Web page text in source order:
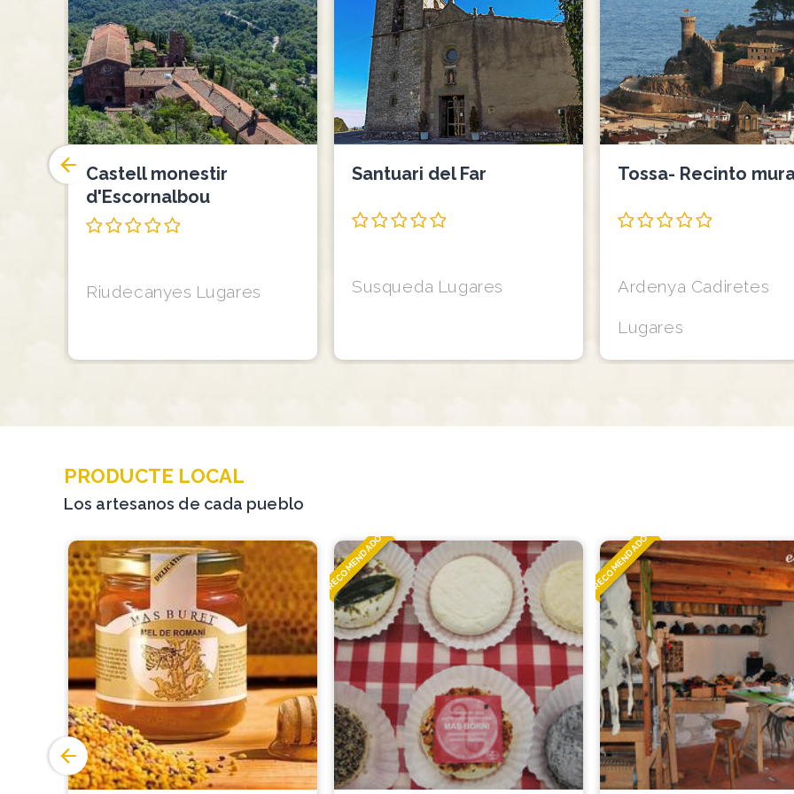
Castell monestir
d'Escornalbou
Riudecanyes Lugares
Santuari del Far
Susqueda Lugares
Tossa- Recinto
Ardenya Cadiretes
Lugares
PRODUCTE LOCAL
Los artesanos de cada pueblo
RECOMENDADO RECOMENDADO